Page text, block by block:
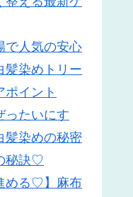
で人気の安心
髪染めトリー
ポイント
ったいにす
髪染めの秘密
秘訣♡
める♡】麻布